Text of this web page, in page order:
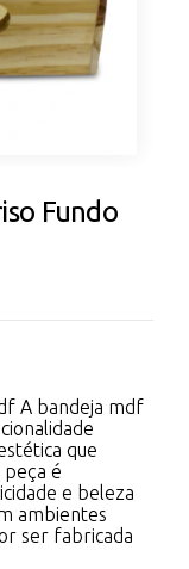
Fundo
A bandeja mdf
que
é
e beleza
ambientes
ser fabricada